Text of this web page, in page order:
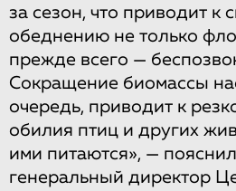
за сезон, что приводит к
обеднению не только
прежде всего —
Сокращение биомассы
очередь, приводит к
обилия птиц и других
ими питаются», — пояснил
генеральный директор